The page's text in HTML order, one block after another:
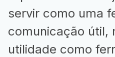
servir como uma
comunicação útil,
utilidade como